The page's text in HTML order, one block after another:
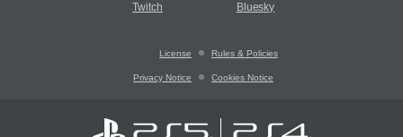
Twitch Bluesky
License Rules & Policies
Privacy Notice Cookies Notice